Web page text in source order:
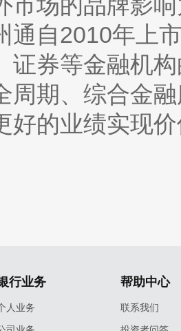
通自2010年上
证券等金融机
周期、综合金
好的业绩实现
行业务
人业务
帮助中心
联系我们